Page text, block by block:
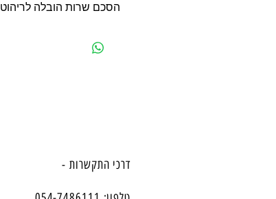
הסכם שרות הובלה לריהוט
דרכי התקשרות -